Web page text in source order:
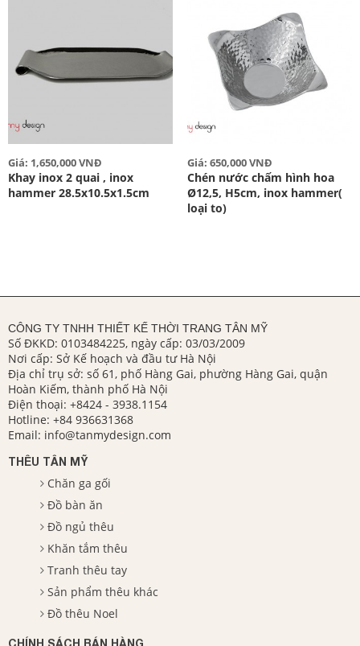
Giá: 1,650,000 VNĐ
Khay inox 2 quai , inox
hammer 28.5x10.5x1.5cm
Giá: 650,000 VNĐ
Chén nước chấm hình hoa
Ø12,5, H5cm, inox hammer(
loại to)
CÔNG TY TNHH THIẾT KẾ THỜI TRANG TÂN MỸ
Số ĐKKD: 0103484225, ngày cấp: 03/03/2009
Nơi cấp: Sở Kế hoạch và đầu tư Hà Nội
Địa chỉ trụ sở: số 61, phố Hàng Gai, phường Hàng Gai, quận
Hoàn Kiếm, thành phố Hà Nội
Điện thoại: +8424 - 3938.1154
Hotline: +84 936631368
Email: info@tanmydesign.com
THÊU TÂN MỸ
Chăn ga gối
Đồ bàn ăn
Đồ ngủ thêu
Khăn tắm thêu
Tranh thêu tay
Sản phẩm thêu khác
Đồ thêu Noel